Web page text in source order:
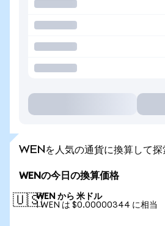
WENを人気の通貨に換算して探
WENの今日の換算価格
🇺🇸WEN から 米ドル
1 WEN は $0.00000344 に相当